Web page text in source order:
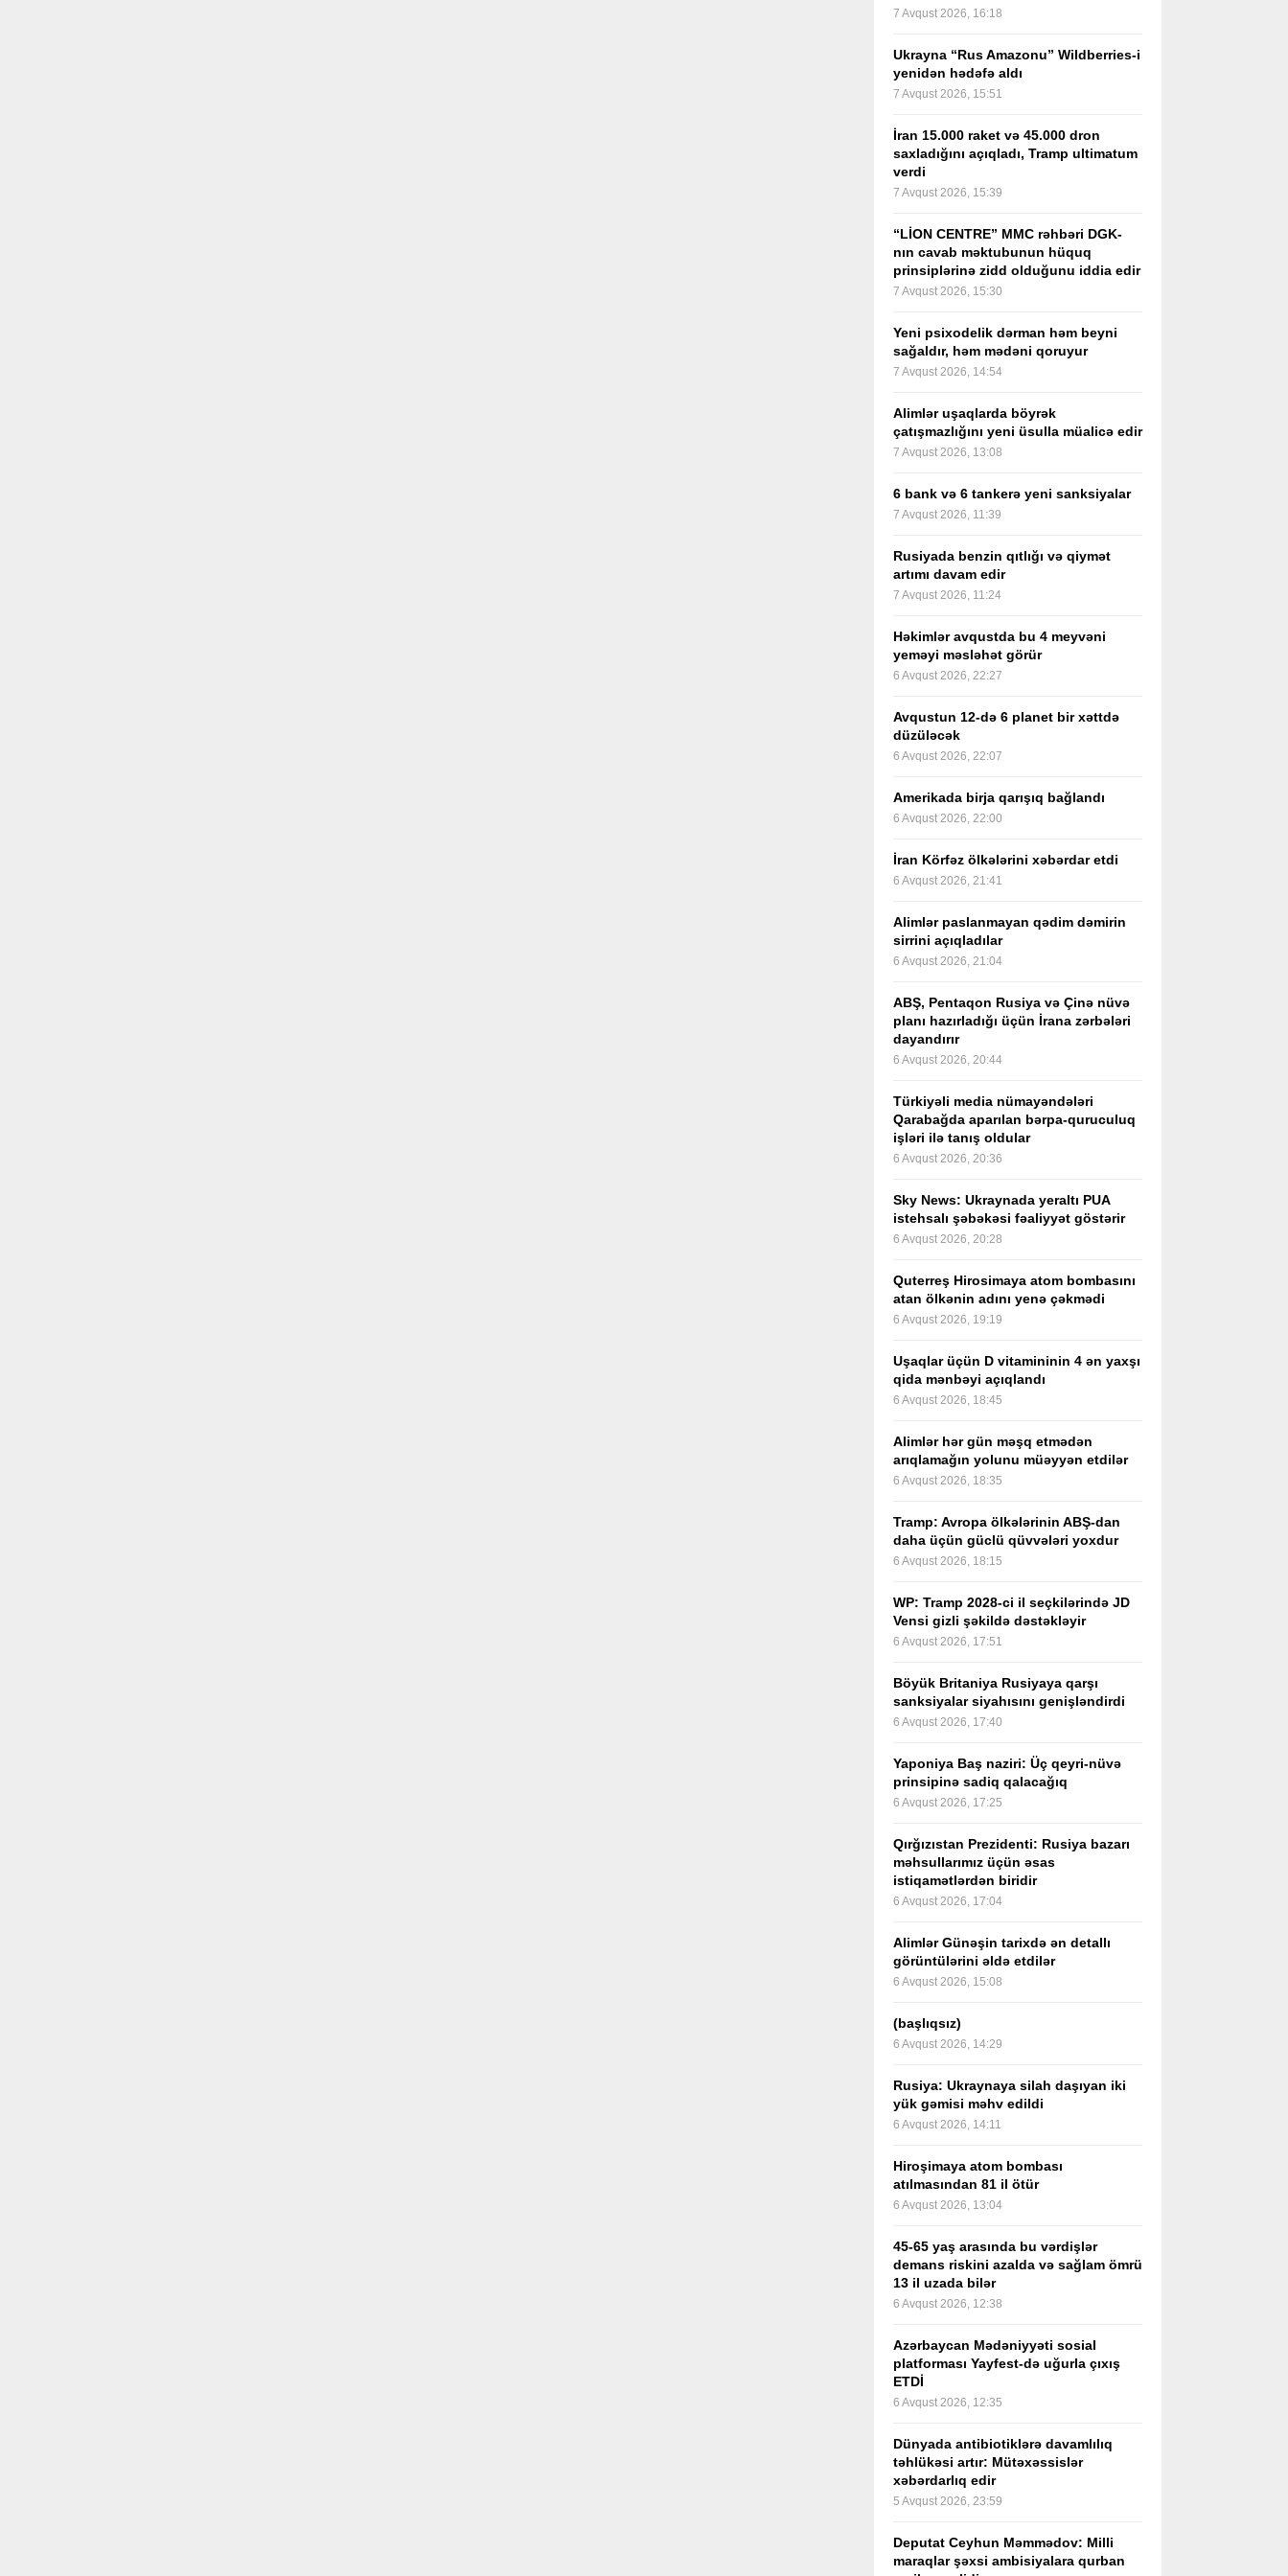
7 Avqust 2026, 16:18
Ukrayna “Rus Amazonu” Wildberries-i
yenidən hədəfə aldı
7 Avqust 2026, 15:51
İran 15.000 raket və 45.000 dron
saxladığını açıqladı, Tramp ultimatum
verdi
7 Avqust 2026, 15:39
“LİON CENTRE” MMC rəhbəri DGK-
nın cavab məktubunun hüquq
prinsiplərinə zidd olduğunu iddia edir
7 Avqust 2026, 15:30
Yeni psixodelik dərman həm beyni
sağaldır, həm mədəni qoruyur
7 Avqust 2026, 14:54
Alimlər uşaqlarda böyrək
çatışmazlığını yeni üsulla müalicə edir
7 Avqust 2026, 13:08
6 bank və 6 tankerə yeni sanksiyalar
7 Avqust 2026, 11:39
Rusiyada benzin qıtlığı və qiymət
artımı davam edir
7 Avqust 2026, 11:24
Həkimlər avqustda bu 4 meyvəni
yeməyi məsləhət görür
6 Avqust 2026, 22:27
Avqustun 12-də 6 planet bir xəttdə
düzüləcək
6 Avqust 2026, 22:07
Amerikada birja qarışıq bağlandı
6 Avqust 2026, 22:00
İran Körfəz ölkələrini xəbərdar etdi
6 Avqust 2026, 21:41
Alimlər paslanmayan qədim dəmirin
sirrini açıqladılar
6 Avqust 2026, 21:04
ABŞ, Pentaqon Rusiya və Çinə nüvə
planı hazırladığı üçün İrana zərbələri
dayandırır
6 Avqust 2026, 20:44
Türkiyəli media nümayəndələri
Qarabağda aparılan bərpa-quruculuq
işləri ilə tanış oldular
6 Avqust 2026, 20:36
Sky News: Ukraynada yeraltı PUA
istehsalı şəbəkəsi fəaliyyət göstərir
6 Avqust 2026, 20:28
Quterreş Hirosimaya atom bombasını
atan ölkənin adını yenə çəkmədi
6 Avqust 2026, 19:19
Uşaqlar üçün D vitamininin 4 ən yaxşı
qida mənbəyi açıqlandı
6 Avqust 2026, 18:45
Alimlər hər gün məşq etmədən
arıqlamağın yolunu müəyyən etdilər
6 Avqust 2026, 18:35
Tramp: Avropa ölkələrinin ABŞ-dan
daha üçün güclü qüvvələri yoxdur
6 Avqust 2026, 18:15
WP: Tramp 2028-ci il seçkilərində JD
Vensi gizli şəkildə dəstəkləyir
6 Avqust 2026, 17:51
Böyük Britaniya Rusiyaya qarşı
sanksiyalar siyahısını genişləndirdi
6 Avqust 2026, 17:40
Yaponiya Baş naziri: Üç qeyri-nüvə
prinsipinə sadiq qalacağıq
6 Avqust 2026, 17:25
Qırğızıstan Prezidenti: Rusiya bazarı
məhsullarımız üçün əsas
istiqamətlərdən biridir
6 Avqust 2026, 17:04
Alimlər Günəşin tarixdə ən detallı
görüntülərini əldə etdilər
6 Avqust 2026, 15:08
(başlıqsız)
6 Avqust 2026, 14:29
Rusiya: Ukraynaya silah daşıyan iki
yük gəmisi məhv edildi
6 Avqust 2026, 14:11
Hiroşimaya atom bombası
atılmasından 81 il ötür
6 Avqust 2026, 13:04
45-65 yaş arasında bu vərdişlər
demans riskini azalda və sağlam ömrü
13 il uzada bilər
6 Avqust 2026, 12:38
Azərbaycan Mədəniyyəti sosial
platforması Yayfest-də uğurla çıxış
ETDİ
6 Avqust 2026, 12:35
Dünyada antibiotiklərə davamlılıq
təhlükəsi artır: Mütəxəssislər
xəbərdarlıq edir
5 Avqust 2026, 23:59
Deputat Ceyhun Məmmədov: Milli
maraqlar şəxsi ambisiyalara qurban